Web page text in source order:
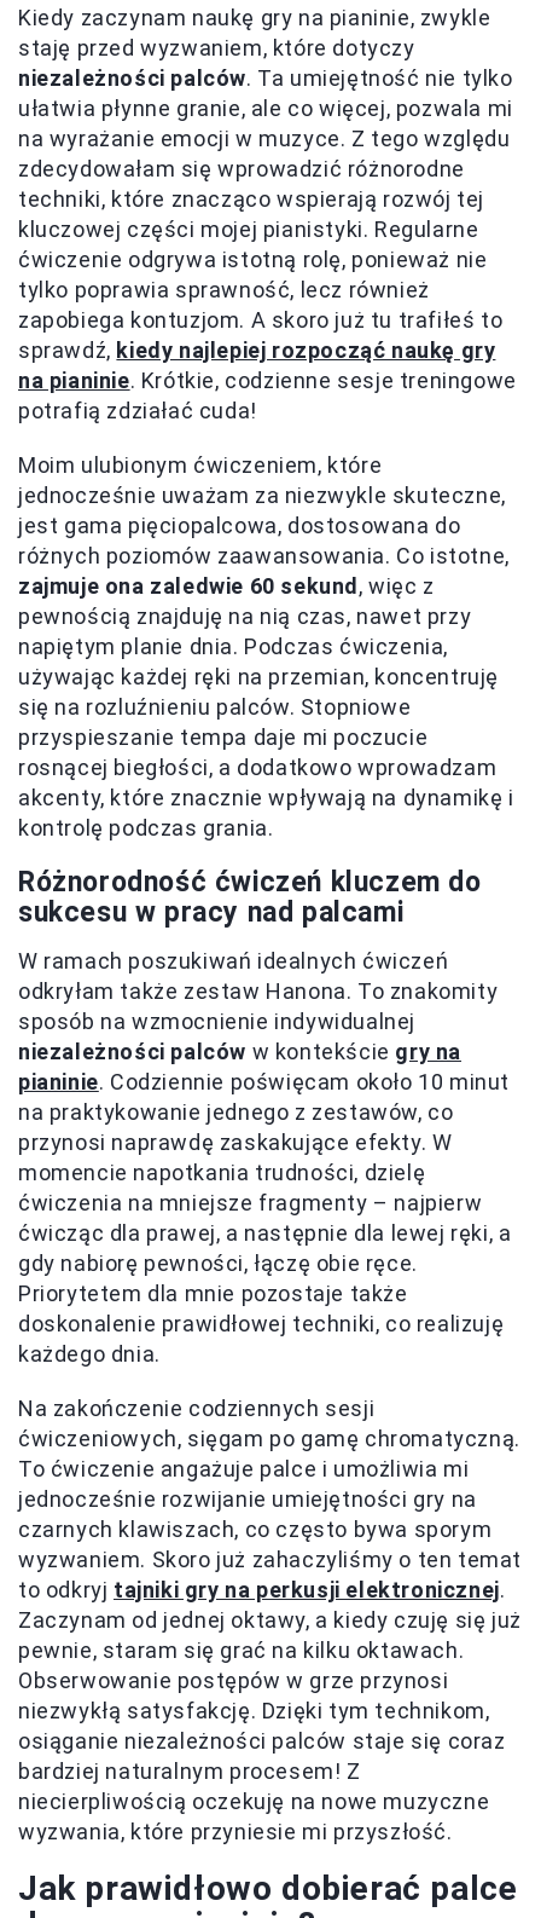
Kiedy zaczynam naukę gry na pianinie, zwykle
staję przed wyzwaniem, które dotyczy
niezależności palców. Ta umiejętność nie tylko
ułatwia płynne granie, ale co więcej, pozwala mi
na wyrażanie emocji w muzyce. Z tego względu
zdecydowałam się wprowadzić różnorodne
techniki, które znacząco wspierają rozwój tej
kluczowej części mojej pianistyki. Regularne
ćwiczenie odgrywa istotną rolę, ponieważ nie
tylko poprawia sprawność, lecz również
zapobiega kontuzjom. A skoro już tu trafiłeś to
sprawdź, kiedy najlepiej rozpocząć naukę gry
na pianinie. Krótkie, codzienne sesje treningowe
potrafią zdziałać cuda!
Moim ulubionym ćwiczeniem, które
jednocześnie uważam za niezwykle skuteczne,
jest gama pięciopalcowa, dostosowana do
różnych poziomów zaawansowania. Co istotne,
zajmuje ona zaledwie 60 sekund, więc z
pewnością znajduję na nią czas, nawet przy
napiętym planie dnia. Podczas ćwiczenia,
używając każdej ręki na przemian, koncentruję
się na rozluźnieniu palców. Stopniowe
przyspieszanie tempa daje mi poczucie
rosnącej biegłości, a dodatkowo wprowadzam
akcenty, które znacznie wpływają na dynamikę i
kontrolę podczas grania.
Różnorodność ćwiczeń kluczem do
sukcesu w pracy nad palcami
W ramach poszukiwań idealnych ćwiczeń
odkryłam także zestaw Hanona. To znakomity
sposób na wzmocnienie indywidualnej
niezależności palców w kontekście gry na
pianinie. Codziennie poświęcam około 10 minut
na praktykowanie jednego z zestawów, co
przynosi naprawdę zaskakujące efekty. W
momencie napotkania trudności, dzielę
ćwiczenia na mniejsze fragmenty – najpierw
ćwicząc dla prawej, a następnie dla lewej ręki, a
gdy nabiorę pewności, łączę obie ręce.
Priorytetem dla mnie pozostaje także
doskonalenie prawidłowej techniki, co realizuję
każdego dnia.
Na zakończenie codziennych sesji
ćwiczeniowych, sięgam po gamę chromatyczną.
To ćwiczenie angażuje palce i umożliwia mi
jednocześnie rozwijanie umiejętności gry na
czarnych klawiszach, co często bywa sporym
wyzwaniem. Skoro już zahaczyliśmy o ten temat
to odkryj tajniki gry na perkusji elektronicznej.
Zaczynam od jednej oktawy, a kiedy czuję się już
pewnie, staram się grać na kilku oktawach.
Obserwowanie postępów w grze przynosi
niezwykłą satysfakcję. Dzięki tym technikom,
osiąganie niezależności palców staje się coraz
bardziej naturalnym procesem! Z
niecierpliwością oczekuję na nowe muzyczne
wyzwania, które przyniesie mi przyszłość.
Jak prawidłowo dobierać palce